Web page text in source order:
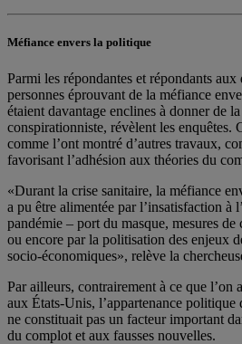
Méfiance envers la politique
Parmi les répondantes et répondants aux
personnes éprouvant de la méfiance
étaient davantage enclines à donner de
conspirationniste, révèlent les enquêtes.
comme l’ont montré d’autres travaux,
favorisant l’adhésion aux théories du
«Durant la crise sanitaire, la méfiance
a pu être alimentée par l’insatisfaction à
pandémie – port du masque, mesures
ou encore par la politisation des enjeux
socio-économiques», relève la
Par ailleurs, contrairement à ce que l’on
aux États-Unis, l’appartenance politique
ne constituait pas un facteur important
du complot et aux fausses nouvelles.